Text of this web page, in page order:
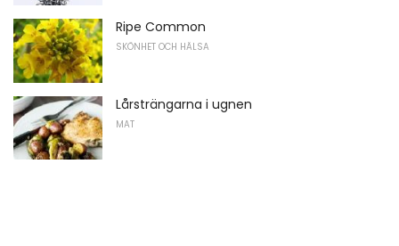
Ripe Common
SKÖNHET OCH HÄLSA
Lårsträngarna i ugnen
MAT